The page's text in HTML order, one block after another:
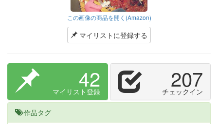
この画像の商品を開く(Amazon)
マイリストに登録する
42
マイリスト登録 207
チェックイン
作品タグ